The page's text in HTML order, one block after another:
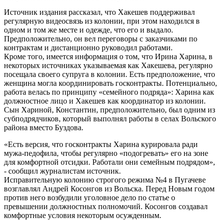
Источник издания рассказал, что Хакешев поддерживал
регулярную видеосвязь из колонии, при этом находился в
одном и том же месте и одежде, что его и выдало.
Предположительно, он вел переговоры с заказчиками по
контрактам и дистанционно руководил работами.
Кроме того, имеется информация о том, что Ирина Харина, в
некоторых источниках указываемая как Хакешева, регулярно
посещала своего супруга в колонии. Есть предположение, что
женщина могла координировать госконтракты. Потенциально,
работа велась по принципу «семейного подряда»: Харина как
должностное лицо и Хакешев как координатор из колонии.
Сын Хариной, Константин, предположительно, был одним из
субподрядчиков, который выполнял работы в селах Вольского
района вместо Буздова.
«Есть версия, что госконтракты Харина курировала ради
мужа-педофила, чтобы регулярно «подогревать» его на зоне
для комфортной отсидки. Работали они семейным подрядом»,
- сообщил журналистам источник.
Исправительную колонию строгого режима №4 в Пугачеве
возглавлял Андрей Косонгов из Вольска. Перед Новым годом
против него возбудили уголовное дело по статье о
превышении должностных полномочий. Косонгов создавал
комфортные условия некоторым осужденным.